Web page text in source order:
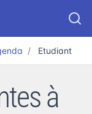
Etudiant
à